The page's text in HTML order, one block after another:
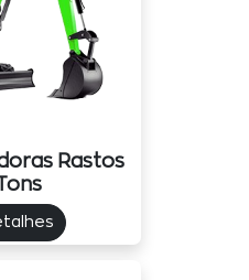
Rastos